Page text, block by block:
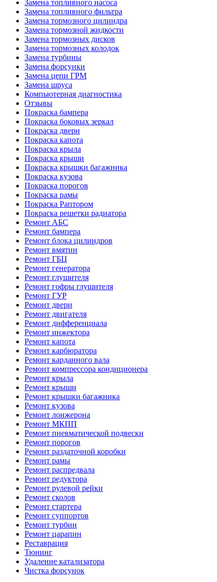
Замена топливного насоса
Замена топливного фильтра
Замена тормозного цилиндра
Замена тормозной жидкости
Замена тормозных дисков
Замена тормозных колодок
Замена турбины
Замена форсунки
Замена цепи ГРМ
Замена шруса
Компьютерная диагностика
Отзывы
Покраска бампера
Покраска боковых зеркал
Покраска двери
Покраска капота
Покраска крыла
Покраска крыши
Покраска крышки багажника
Покраска кузова
Покраска порогов
Покраска рамы
Покраска Раптором
Покраска решетки радиатора
Ремонт АБС
Ремонт бампера
Ремонт блока цилиндров
Ремонт вмятин
Ремонт ГБЦ
Ремонт генератора
Ремонт глушителя
Ремонт гофры глушителя
Ремонт ГУР
Ремонт двери
Ремонт двигателя
Ремонт дифференциала
Ремонт инжектора
Ремонт капота
Ремонт карбюратора
Ремонт карданного вала
Ремонт компрессора кондиционера
Ремонт крыла
Ремонт крыши
Ремонт крышки багажника
Ремонт кузова
Ремонт лонжерона
Ремонт МКПП
Ремонт пневматической подвески
Ремонт порогов
Ремонт раздаточной коробки
Ремонт рамы
Ремонт распредвала
Ремонт редуктора
Ремонт рулевой рейки
Ремонт сколов
Ремонт стартера
Ремонт суппортов
Ремонт турбин
Ремонт царапин
Реставрация
Тюнинг
Удаление катализатора
Чистка форсунок